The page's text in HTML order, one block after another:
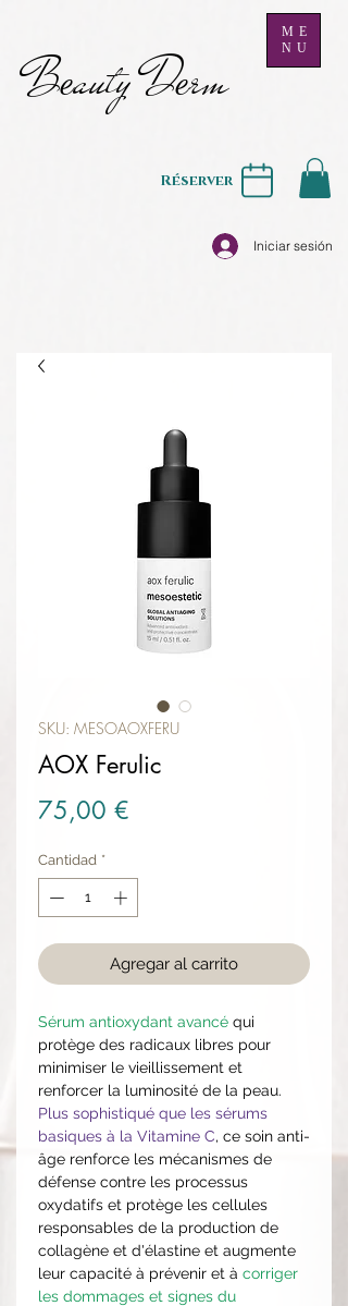
Beauty Derm
ME
NU
Iniciar sesión
Réserver
SKU: MESOAOXFERU
AOX Ferulic
75,00 €
Cantidad *
Agregar al carrito
Sérum antioxydant avancé qui
protège des radicaux libres pour
minimiser le vieillissement et
renforcer la luminosité de la peau.
Plus sophistiqué que les sérums
basiques à la Vitamine C, ce soin anti-
âge renforce les mécanismes de
défense contre les processus
oxydatifs et protège les cellules
responsables de la production de
collagène et d'élastine et augmente
leur capacité à prévenir et à corriger
les dommages et signes du